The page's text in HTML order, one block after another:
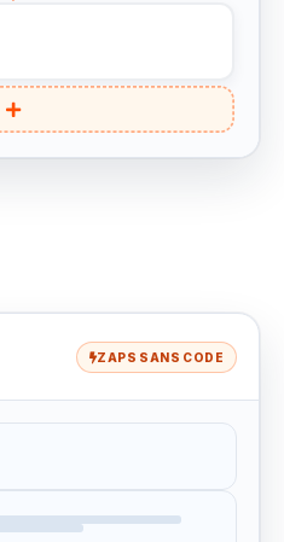
ZAPS SANS CODE